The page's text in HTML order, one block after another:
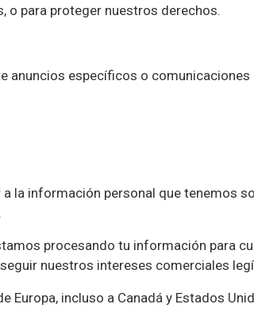
o para proteger nuestros derechos.
específicos o
la información personal que
procesando tu información para
nuestros intereses comerciales
Europa, incluso a Canadá y Estados